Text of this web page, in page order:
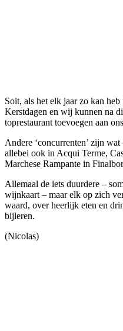
Soit, als het elk jaar zo kan
Kerstdagen en wij kunnen na
toprestaurant toevoegen aan
Andere ‘concurrenten’ zijn
allebei ook in Acqui Terme,
Marchese Rampante in
Allemaal de iets duurdere –
wijnkaart – maar elk op zich
waard, over heerlijk eten en
bijleren.
(Nicolas)